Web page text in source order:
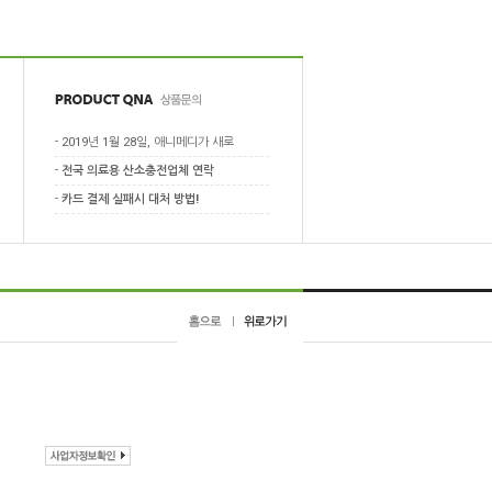
- 2019년 1월 28일, 애니메디가 새로
- 전국 의료용 산소충전업체 연락
- 카드 결제 실패시 대처 방법!